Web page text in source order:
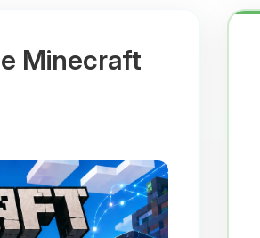
Minecraft